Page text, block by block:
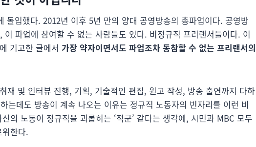
돌입했다. 2012년 이후 5년 만의 양대 공영방송의 총파업이다. 공영방
파업에 참여할 수 없는 사람들도 있다. 비정규직 프리랜서들이다. 이
기고한 글에서 가장 약자이면서도 파업조차 동참할 수 없는 프리랜서의
재 및 인터뷰 진행, 기획, 기술적인 편집, 원고 작성, 방송 출연까지 다하
는데도 방송이 계속 나오는 이유는 정규직 노동자의 빈자리를 이런 비
의 노동이 정규직을 괴롭히는 ‘적군’ 같다는 생각에, 시민과 MBC 모두
한다.